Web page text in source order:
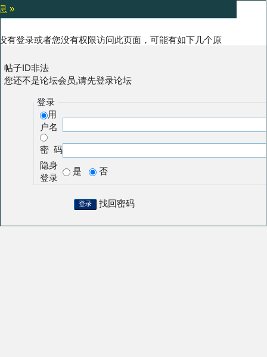
»
有登录或者您没有权限访问此页面，可能有如下几个原
帖子ID非法
您还不是论坛会员,请先登录论坛
登录
用
户名
密 码
隐身
登录
是 否
找回密码